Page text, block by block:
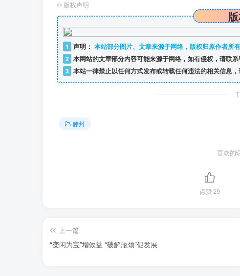
© 版权声明
1 声明： 本站部分图片、文章来源于网络，版权归原作者所
2 本网站的文章部分内容可能来源于网络，如有侵权，请联
3 本站一律禁止以任何方式发布或转载任何违法的相关信息
滕州
喜欢的
点赞29
上一篇
“变闲为宝”增效益 “破解瓶颈”促发展